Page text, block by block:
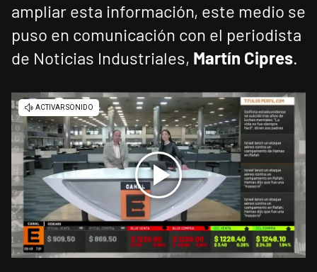
ampliar esta información, este medio se
puso en comunicación con el periodista
de Noticias Industriales, Martín Cipres.